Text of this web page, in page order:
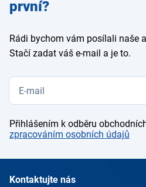
první?
Rádi bychom vám posílali naše
Stačí zadat váš e-mail a je to.
Přihlášením k odběru
zpracováním osobních údajů
Kontaktujte nás